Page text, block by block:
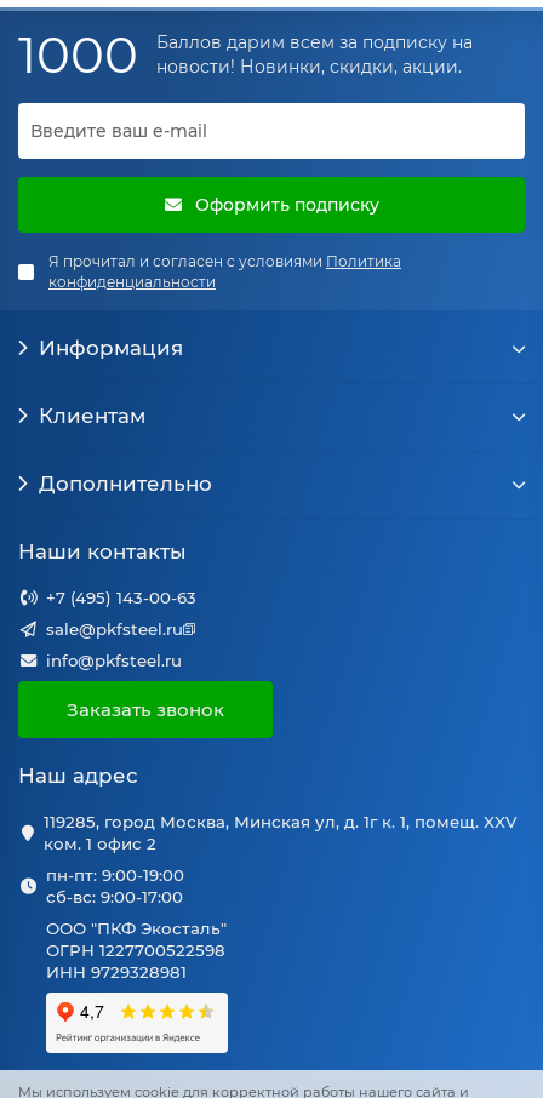
Мы используем cookie для корректной работы нашего сайта и
1000
Баллов дарим всем за подписку на
новости! Новинки, скидки, акции.
Оформить подписку
Я прочитал и согласен с условиями Политика
конфиденциальности
Информация
Клиентам
Дополнительно
Наши контакты
+7 (495) 143-00-63
sale@pkfsteel.ru
info@pkfsteel.ru
Заказать звонок
Наш адрес
119285, город Москва, Минская ул, д. 1г к. 1, помещ. XXV
ком. 1 офис 2
пн-пт: 9:00-19:00
сб-вс: 9:00-17:00
ООО "ПКФ Экосталь"
ОГРН 1227700522598
ИНН 9729328981